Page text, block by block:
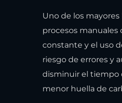
Uno de los
procesos
constante y el uso
riesgo de errores y
disminuir el tiempo
menor huella de